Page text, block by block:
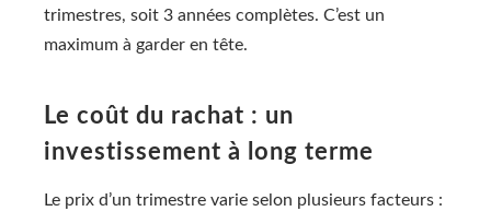
trimestres, soit 3 années complètes. C’est un
maximum à garder en tête.
Le coût du rachat : un
investissement à long terme
Le prix d’un trimestre varie selon plusieurs facteurs :